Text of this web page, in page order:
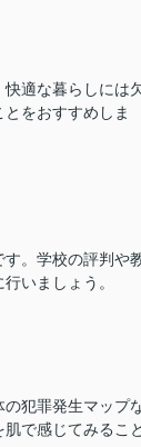
適な暮らしには
をおすすめしま
。学校の評判や
いましょう。
犯罪発生マップ
で感じてみること